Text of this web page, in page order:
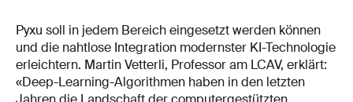
Pyxu soll in jedem Bereich eingesetzt werden können
und die nahtlose Integration modernster KI-Technologie
erleichtern. Martin Vetterli, Professor am LCAV, erklärt:
«Deep-Learning-Algorithmen haben in den letzten